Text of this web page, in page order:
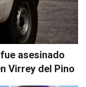
asesinado
Virrey del Pino